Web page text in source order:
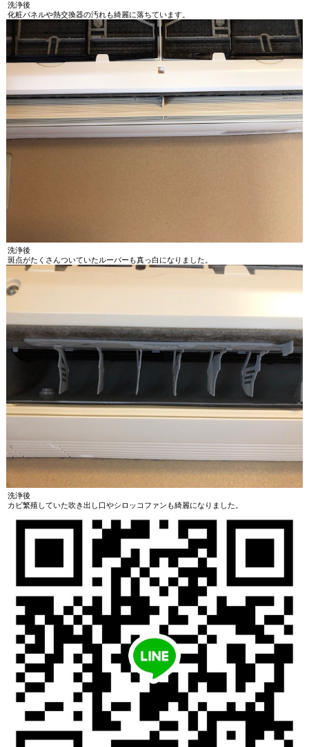
洗浄後
化粧パネルや熱交換器の汚れも綺麗に落ちています。
洗浄後
斑点がたくさんついていたルーバーも真っ白になりました。
洗浄後
カビ繁殖していた吹き出し口やシロッコファンも綺麗になりました。